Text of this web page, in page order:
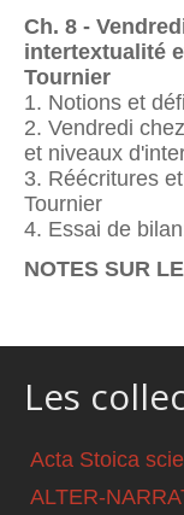
Ch. 8 -
intertextualité
Tournier
1. Notions et
2. Vendredi
et niveaux
3. Réécritures
Tournier
4. Essai de
NOTES SUR
Les
Acta Stoica
ALTER-